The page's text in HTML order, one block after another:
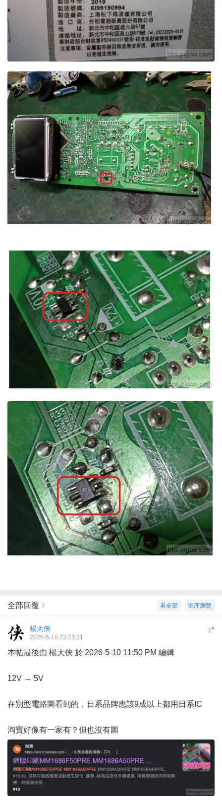
倒序瀏覽
看全部
全部回覆 7
2#
楊大俠
2026-5-10 23:23:31
本帖最後由 楊大俠 於 2026-5-10 11:50 PM 編輯
12V → 5V
在別型電路圖看到的，日系品牌應該9成以上都用日系IC
淘寶好像有一家有？但也沒有圖